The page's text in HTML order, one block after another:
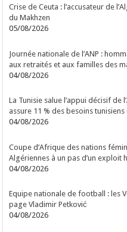
Crise de Ceuta : l’accusateur de
du Makhzen
05/08/2026
Journée nationale de l’ANP :
aux retraités et aux familles des
04/08/2026
La Tunisie salue l’appui décisif de
assure 11 % des besoins
04/08/2026
Coupe d’Afrique des nations
Algériennes à un pas d’un exploit
04/08/2026
Equipe nationale de football : les
page Vladimir Petković
04/08/2026